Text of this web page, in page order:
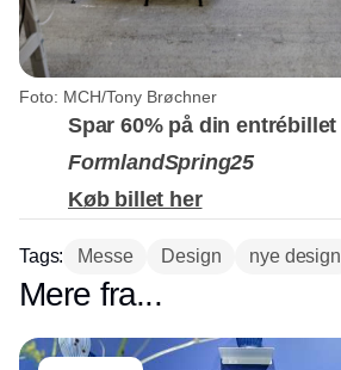
Foto: MCH/Tony Brøchner
Spar 60% på din
FormlandSpring25
Køb billet her
Tags: Messe Design nye design
Mere fra...